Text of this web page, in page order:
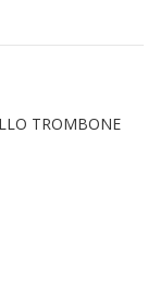
TROMBONE